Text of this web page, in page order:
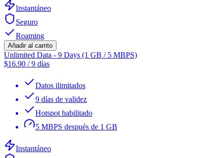
Instantáneo
Seguro
Roaming
Añadir al carrito
Unlimited Data - 9 Days (1 GB / 5 MBPS)
$16.90 /9 días
Datos ilimitados
9 días de validez
Hotspot habilitado
5 MBPS después de 1 GB
Instantáneo